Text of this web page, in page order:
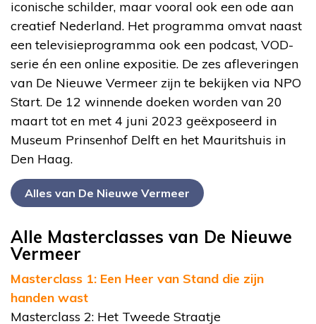
iconische schilder, maar vooral ook een ode aan
creatief Nederland. Het programma omvat naast
een televisieprogramma ook een podcast, VOD-
serie én een online expositie. De zes afleveringen
van De Nieuwe Vermeer zijn te bekijken via NPO
Start. De 12 winnende doeken worden van 20
maart tot en met 4 juni 2023 geëxposeerd in
Museum Prinsenhof Delft en het Mauritshuis in
Den Haag.
Alles van De Nieuwe Vermeer
Alle Masterclasses van De Nieuwe
Vermeer
Masterclass 1: Een Heer van Stand die zijn
handen wast
Masterclass 2: Het Tweede Straatje